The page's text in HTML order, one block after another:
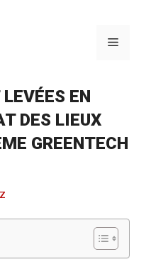
Menu
EN
DES LIEUX
GREENTECH